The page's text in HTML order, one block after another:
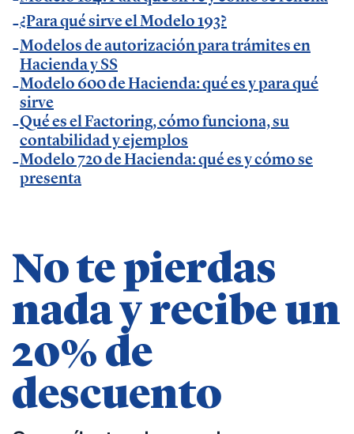
Temáticas de especialización
negocios | startups | contabilidad| fiscalidad |
empresas| asesorías| autonomos | emprendedores
| pequeños negocios | economía | ADE | pymes |
desarrollo de negocio
¿Para qué sirve el Modelo 193?
Modelos de autorización para trámites en
Hacienda y SS
Modelo 600 de Hacienda: qué es y para qué
sirve
Qué es el Factoring, cómo funciona, su
contabilidad y ejemplos
Modelo 720 de Hacienda: qué es y cómo se
presenta
No te pierdas
nada y recibe un
20% de
descuento